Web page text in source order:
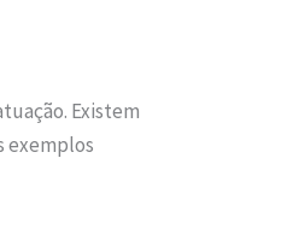
Existem
exemplos